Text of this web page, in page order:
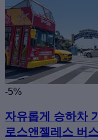
-5%
자유롭게 승하차
로스앤젤레스 버